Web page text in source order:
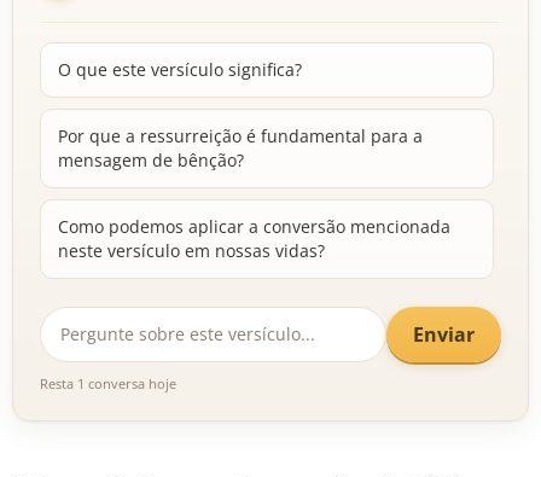
O que este versículo significa?
Por que a ressurreição é fundamental para a
mensagem de bênção?
Como podemos aplicar a conversão mencionada
neste versículo em nossas vidas?
Enviar
Resta 1 conversa hoje